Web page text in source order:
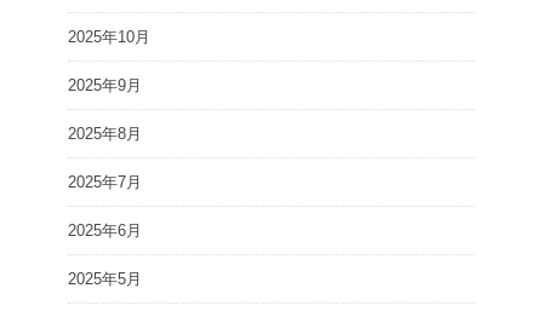
2025年10月
2025年9月
2025年8月
2025年7月
2025年6月
2025年5月